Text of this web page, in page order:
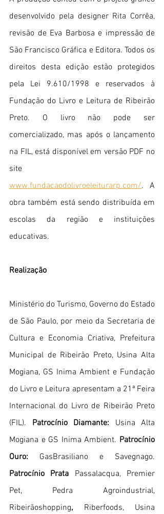
desenvolvido pela designer Rita Corrêa,
revisão de Eva Barbosa e impressão de
São Francisco Gráfica e Editora. Todos os
direitos desta edição estão protegidos
pela Lei 9.610/1998 e reservados à
Fundação do Livro e Leitura de Ribeirão
Preto. O livro não pode ser
comercializado, mas após o lançamento
na FIL, está disponível em versão PDF no
www.fundacaodolivroeleiturarp.com/. A
obra também está sendo distribuída em
escolas da região e instituições
educativas.
Realização
Ministério do Turismo, Governo do Estado
de São Paulo, por meio da Secretaria de
Cultura e Economia Criativa, Prefeitura
Municipal de Ribeirão Preto, Usina Alta
Mogiana, GS Inima Ambient e Fundação
do Livro e Leitura apresentam a 21ª Feira
Internacional do Livro de Ribeirão Preto
(FIL). Patrocínio Diamante: Usina Alta
Mogiana e GS Inima Ambient. Patrocínio
Ouro:
Patrocínio Prata Passalacqua, Premier
Pet, Pedra Agroindustrial,
Ribeirãoshopping, Riberfoods, Usina